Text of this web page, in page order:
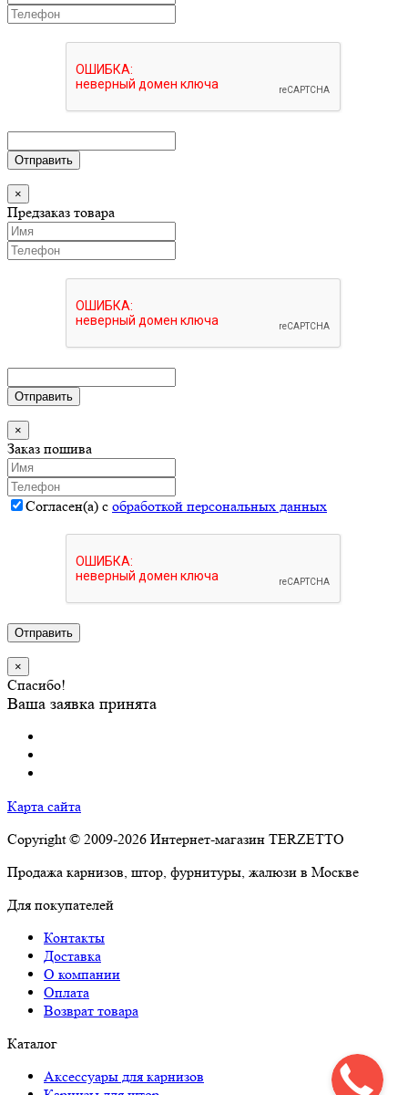
Отправить
×
Предзаказ товара
Отправить
×
Заказ пошива
Согласен(а) с обработкой персональных данных
Отправить
×
Спасибо!
Ваша заявка принята
Карта сайта
Copyright © 2009-2026 Интернет-магазин TERZETTO
Продажа карнизов, штор, фурнитуры, жалюзи в Москве
Для покупателей
Контакты
Доставка
О компании
Оплата
Возврат товара
Каталог
Аксессуары для карнизов